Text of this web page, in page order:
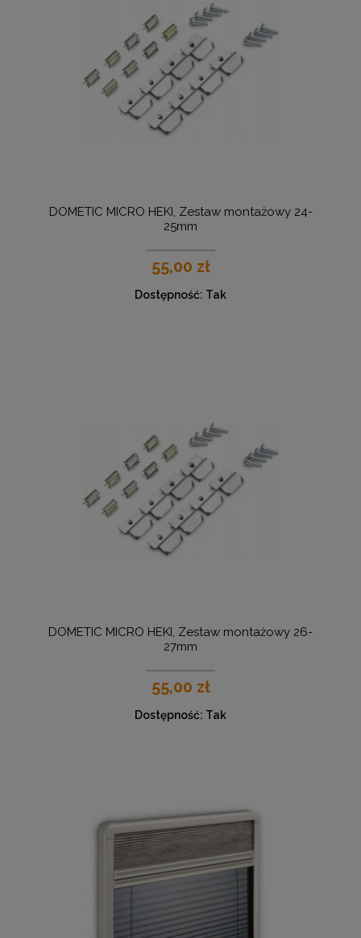
DOMETIC MICRO HEKI, Zestaw montażowy 24-
25mm
55,00 zł
Dostępność: Tak
DOMETIC MICRO HEKI, Zestaw montażowy 26-
27mm
55,00 zł
Dostępność: Tak